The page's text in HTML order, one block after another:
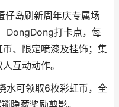
仔岛刷新周年庆专属场
DongDong打卡点，每
、限定喷漆及挂饰；集
互动动作。
水可领取6枚彩虹币，全